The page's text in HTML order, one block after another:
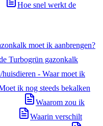
Hoe snel werkt de
moet ik aanbrengen?
Turbogrün gazonkalk
- Waar moet ik
ik nog steeds bekalken
Waarom zou ik
Waarin verschilt